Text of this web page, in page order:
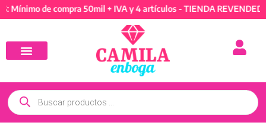
de compra 50mil + IVA y 4 artículos - TIENDA